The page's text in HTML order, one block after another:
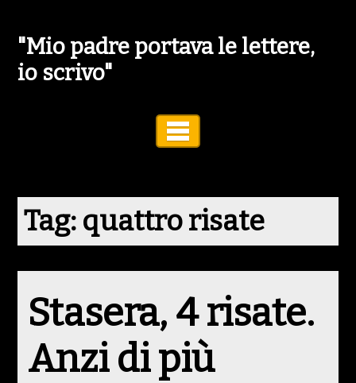
"Mio padre portava le lettere,
io scrivo"
Tag: quattro risate
Stasera, 4 risate.
Anzi di più